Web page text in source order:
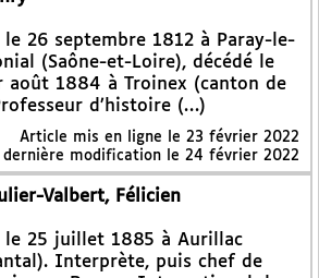
le 26 septembre 1812 à Paray-le-
(Saône-et-Loire), décédé le
août 1884 à Troinex (canton de
d’histoire (…)
Article mis en ligne le 23 février 2022
dernière modification le 24 février 2022
Valbert, Félicien
le 25 juillet 1885 à Aurillac
Interprète, puis chef de